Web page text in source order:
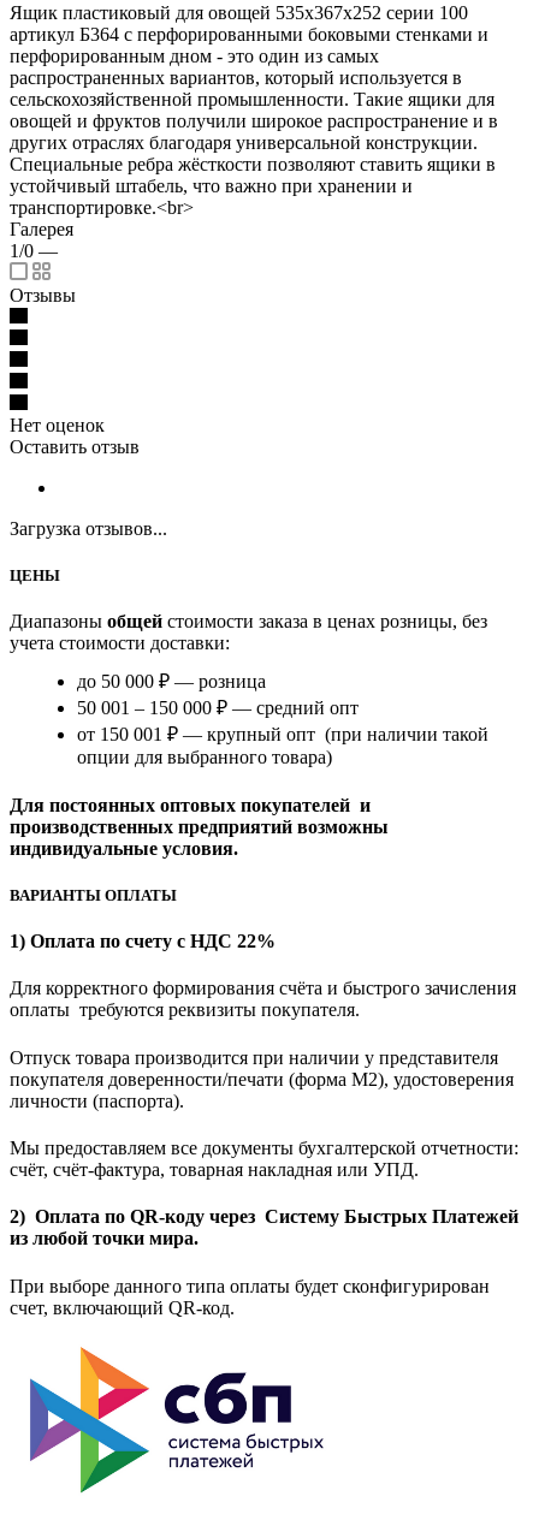
Ящик пластиковый для овощей 535х367х252 серии 100
артикул Б364 с перфорированными боковыми стенками и
перфорированным дном - это один из самых
распространенных вариантов, который используется в
сельскохозяйственной промышленности. Такие ящики для
овощей и фруктов получили широкое распространение и в
других отраслях благодаря универсальной конструкции.
Специальные ребра жёсткости позволяют ставить ящики в
устойчивый штабель, что важно при хранении и
транспортировке.<br>
Галерея
1/0 —
Отзывы
Нет оценок
Оставить отзыв
Загрузка отзывов...
ЦЕНЫ
Диапазоны общей стоимости заказа в ценах розницы, без
учета стоимости доставки:
до 50 000 ₽ — розница
50 001 – 150 000 ₽ — средний опт
от 150 001 ₽ — крупный опт (при наличии такой
опции для выбранного товара)
Для постоянных оптовых покупателей и
производственных предприятий возможны
индивидуальные условия.
ВАРИАНТЫ ОПЛАТЫ
1) Оплата по счету с НДС 22%
Для корректного формирования счёта и быстрого зачисления
оплаты требуются реквизиты покупателя.
Отпуск товара производится при наличии у представителя
покупателя доверенности/печати (форма M2), удостоверения
личности (паспорта).
Мы предоставляем все документы бухгалтерской отчетности:
счёт, счёт-фактура, товарная накладная или УПД.
2) Оплата по QR-коду через Систему Быстрых Платежей
из любой точки мира.
При выборе данного типа оплаты будет сконфигурирован
счет, включающий QR-код.